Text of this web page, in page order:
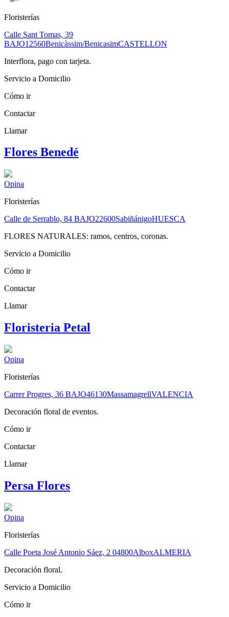
Floristerías
Calle Sant Tomas, 39
BAJO12560Benicàssim/BenicasimCASTELLON
Interflora, pago con tarjeta.
Servicio a Domicilio
Cómo ir
Contactar
Llamar
Flores Benedé
Opina
Floristerías
Calle de Serrablo, 84 BAJO22600SabiñánigoHUESCA
FLORES NATURALES: ramos, centros, coronas.
Servicio a Domicilio
Cómo ir
Contactar
Llamar
Floristeria Petal
Opina
Floristerías
Carrer Progres, 36 BAJO46130MassamagrellVALENCIA
Decoración floral de eventos.
Cómo ir
Contactar
Llamar
Persa Flores
Opina
Floristerías
Calle Poeta José Antonio Sáez, 2 04800AlboxALMERIA
Decoración floral.
Servicio a Domicilio
Cómo ir